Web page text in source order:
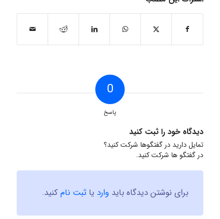
0
پاسخ
دیدگاه خود را ثبت کنید
تمایل دارید در گفتگوها شرکت کنید؟
در گفتگو ها شرکت کنید.
برای نوشتن دیدگاه باید وارد یا ثبت نامکنید.